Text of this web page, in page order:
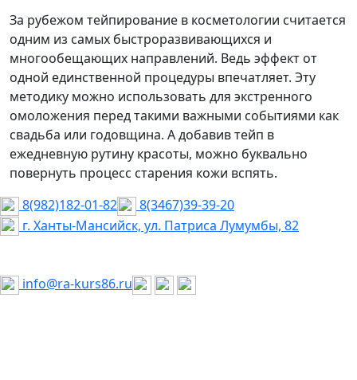
За рубежом тейпирование в косметологии считается
одним из самых быстроразвивающихся и
многообещающих направлений. Ведь эффект от
одной единственной процедуры впечатляет. Эту
методику можно использовать для экстренного
омоложения перед такими важными событиями как
свадьба или годовщина. А добавив тейп в
ежедневную рутину красоты, можно буквально
повернуть процесс старения кожи вспять.
8(982)182-01-82
8(3467)39-39-20
г. Ханты-Мансийск, ул. Патриса Лумумбы, 82
info@ra-kurs86.ru